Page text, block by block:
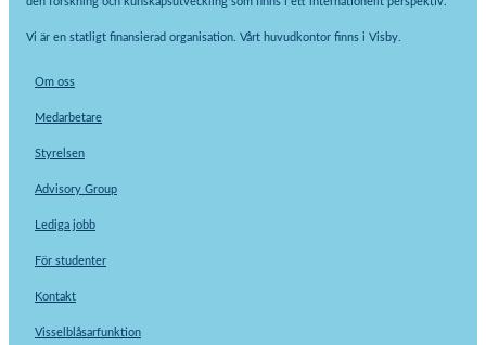
Vi är en statligt finansierad organisation. Vårt huvudkontor finns i Visby.
Om oss
Medarbetare
Styrelsen
Advisory Group
Lediga jobb
För studenter
Kontakt
Visselblåsarfunktion